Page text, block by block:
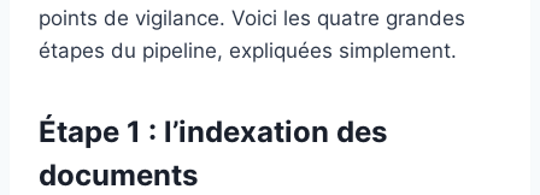
points de vigilance. Voici les quatre grandes
étapes du pipeline, expliquées simplement.
Étape 1 : l’indexation des
documents